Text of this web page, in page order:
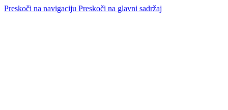
Preskoči na navigaciju Preskoči na glavni sadržaj